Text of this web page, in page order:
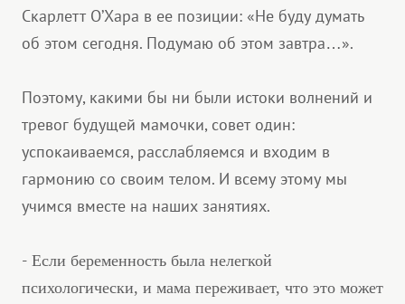
Скарлетт О’Хара в ее позиции: «Не буду думать
об этом сегодня. Подумаю об этом завтра…».
Поэтому, какими бы ни были истоки волнений и
тревог будущей мамочки, совет один:
успокаиваемся, расслабляемся и входим в
гармонию со своим телом. И всему этому мы
учимся вместе на наших занятиях.
- Если беременность была нелегкой
психологически, и мама переживает, что это может